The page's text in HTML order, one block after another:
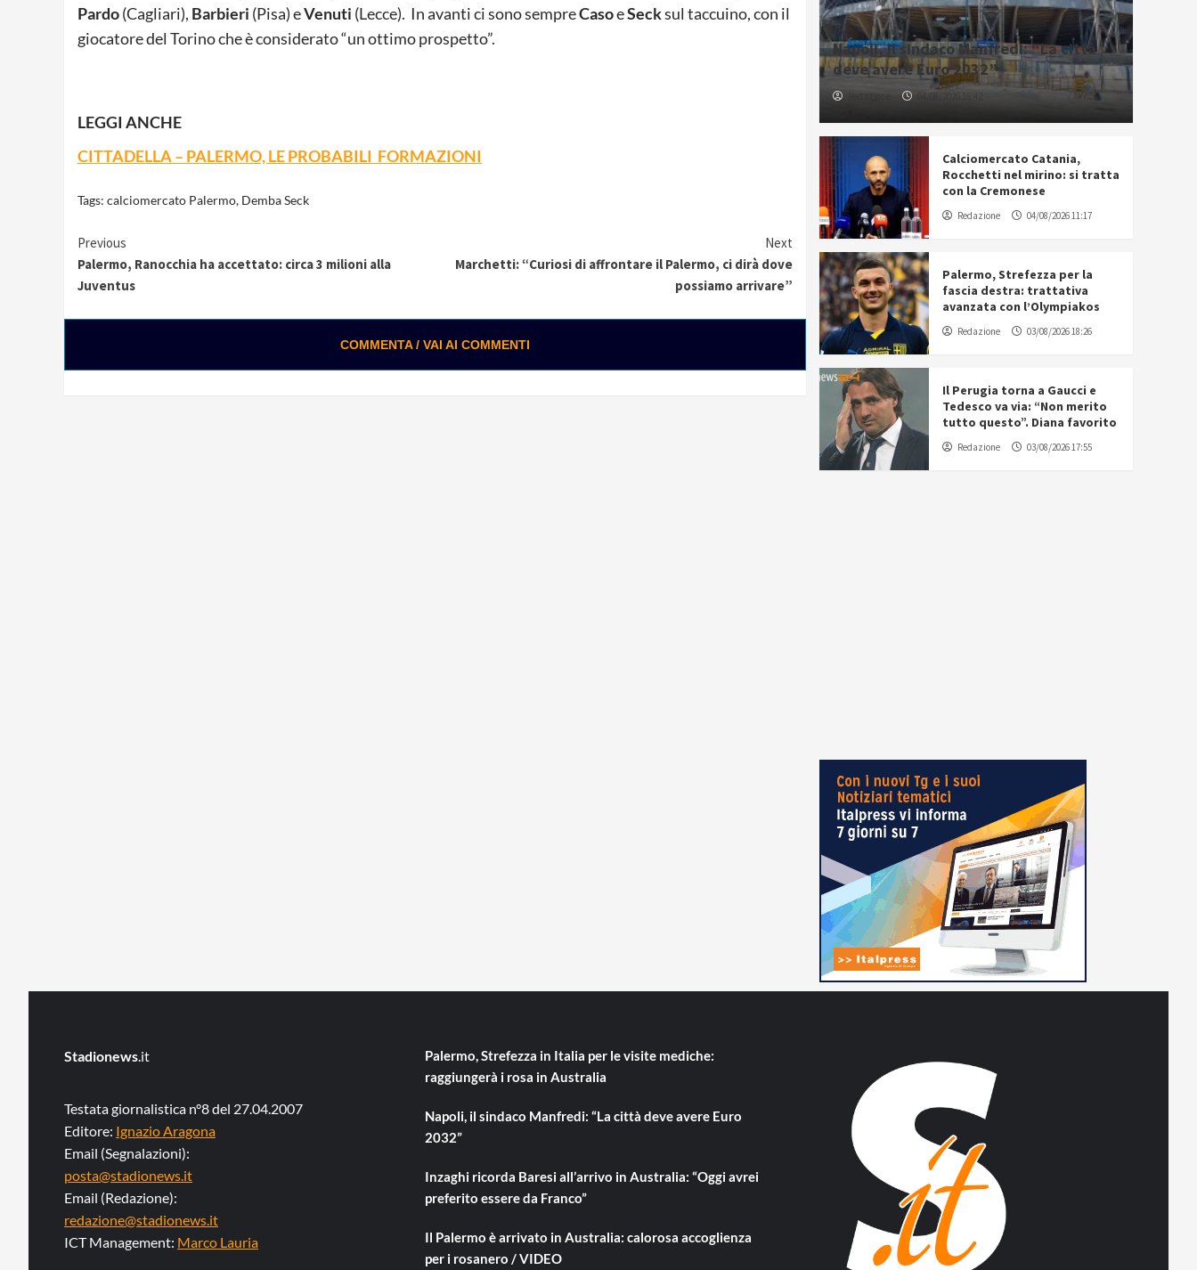
Pardo(Cagliari), Barbieri (Pisa) eVenuti (Lecce). In avanti ci sono sempreCasoeSecksul taccuino, con il
giocatore del Torino che è considerato “un ottimo prospetto”.
LEGGI ANCHE
CITTADELLA – PALERMO, LE PROBABILI FORMAZIONI
Tags: calciomercato Palermo, Demba Seck
Continue
Reading
Previous
Palermo, Ranocchia ha accettato: circa 3 milioni alla
Juventus
Next
Marchetti: “Curiosi di affrontare il Palermo, ci dirà dove
possiamo arrivare”
COMMENTA / VAI AI COMMENTI
Napoli, il sindaco Manfredi: “La città
deve avere Euro 2032”
Redazione
Calciomercato Catania,
Rocchetti nel mirino: si tratta
con la Cremonese
Redazione 04/08/2026 11:17
Palermo, Strefezza per la
fascia destra: trattativa
avanzata con l’Olympiakos
Redazione 03/08/2026 18:26
Il Perugia torna a Gaucci e
Tedesco va via: “Non merito
tutto questo”. Diana favorito
Redazione 03/08/2026 17:55
Stadionews.it
Testata giornalistica n°8 del 27.04.2007
Editore: Ignazio Aragona
Email (Segnalazioni):
posta@stadionews.it
Email (Redazione):
redazione@stadionews.it
ICT Management: Marco Lauria
Palermo, Strefezza in Italia per le visite mediche:
raggiungerà i rosa in Australia
Napoli, il sindaco Manfredi: “La città deve avere Euro
2032”
Inzaghi ricorda Baresi all’arrivo in Australia: “Oggi avrei
preferito essere da Franco”
Il Palermo è arrivato in Australia: calorosa accoglienza
per i rosanero / VIDEO